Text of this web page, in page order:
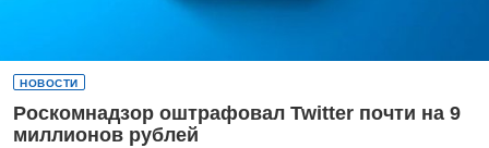
НОВОСТИ
Роскомнадзор оштрафовал Twitter почти на 9
миллионов рублей